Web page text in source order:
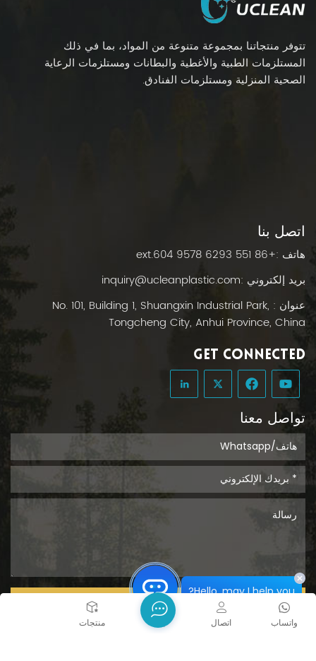
تتوفر منتجاتنا بمجموعة متنوعة من المواد، بما في ذلك
المستلزمات الطبية والأغطية والبطانات ومستلزمات الرعاية
الصحية المنزلية ومستلزمات الفنادق.
اتصل بنا
هاتف :+86 551 6293 9578 ext.604
بريد إلكتروني :inquiry@ucleanplastic.com
عنوان : No. 101, Building 1, Shuangxin Industrial Park,
Tongcheng City, Anhui Province, China
GET CONNECTED
تواصل معنا
يُقدِّم
بيت منتجات واتساب اتصال
Hello, may I help you?